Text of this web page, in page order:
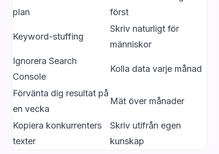
plan
först
Keyword-stuffing
Skriv naturligt för
människor
Ignorera Search
Console
Kolla data varje månad
Förvänta dig resultat på
en vecka
Mät över månader
Kopiera konkurrenters
texter
Skriv utifrån egen
kunskap